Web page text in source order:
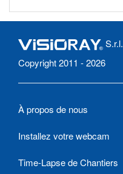
S.r.l.
Copyright 2011 - 2026
À propos de nous
Installez votre webcam
Time-Lapse de Chantiers